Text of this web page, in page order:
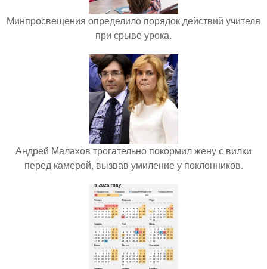
Минпросвещения определило порядок действий учителя
при срыве урока.
Андрей Малахов трогательно покормил жену с вилки
перед камерой, вызвав умиление у поклонников.